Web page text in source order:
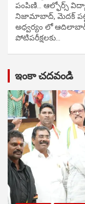
పంపిణి… ఆల్ఫోర్స్
నిజామాబాద్, మెదక్
అధ్వర్యం లో ఆదిలాబాద్
పోటిప‌రీక్ష‌ల‌కు…
ఇంకా చదవండి